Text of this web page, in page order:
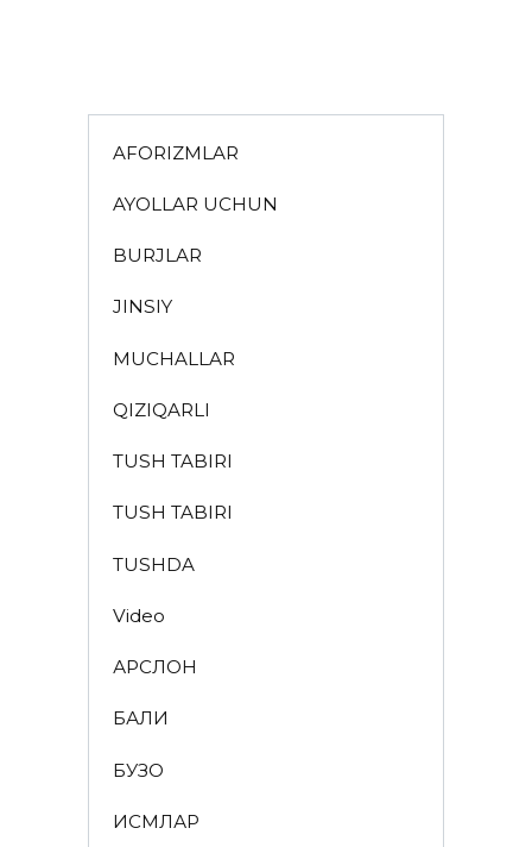
AFORIZMLAR
AYOLLAR UCHUN
BURJLAR
JINSIY
MUCHALLAR
QIZIQARLI
TUSH TABIRI
TUSH TABIRI
TUSHDA
Video
АРСЛОН
БАЛИҚ
БУЗОҚ
ИСМЛАР